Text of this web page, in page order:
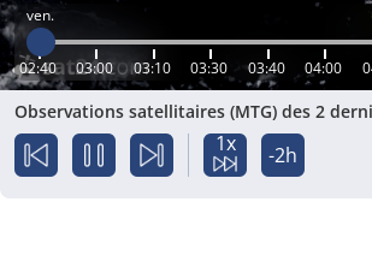
ven.
02:40 03:00 03:10 03:30 03:40 04:00
Observations satellitaires (MTG) des 2
1x -2h